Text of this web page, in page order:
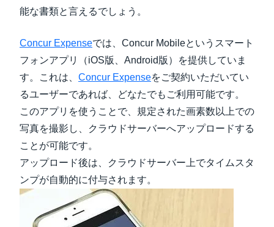
能な書類と言えるでしょう。
Concur Expenseでは、Concur Mobileというスマート
フォンアプリ（iOS版、Android版）を提供していま
す。これは、 Concur Expenseをご契約いただいてい
るユーザーであれば、どなたでもご利用可能です。
このアプリを使うことで、規定された画素数以上での
写真を撮影し、クラウドサーバーへアップロードする
ことが可能です。
アップロード後は、クラウドサーバー上でタイムスタ
ンプが自動的に付与されます。